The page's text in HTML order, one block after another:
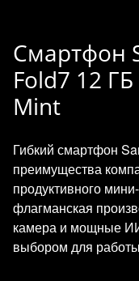
Смартфон
Fold7 12
Mint
Гибкий смартфон
преимущества
продуктивного
флагманская
камера и мощные
выбором для